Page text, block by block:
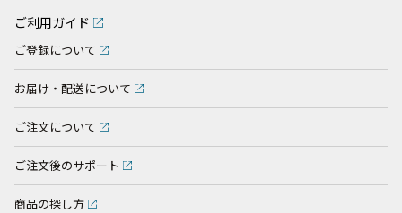
ご利用ガイド
ご登録について
お届け・配送について
ご注文について
ご注文後のサポート
商品の探し方